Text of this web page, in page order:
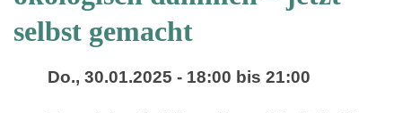
selbst gemacht
Do., 30.01.2025 - 18:00 bis21:00